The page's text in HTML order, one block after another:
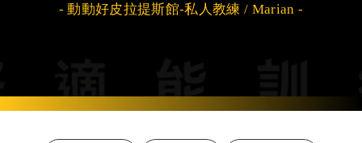
- 動動好皮拉提斯館-私人教練 / Marian -